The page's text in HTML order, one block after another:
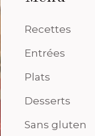
Recettes
Entrées
Plats
Desserts
Sans gluten